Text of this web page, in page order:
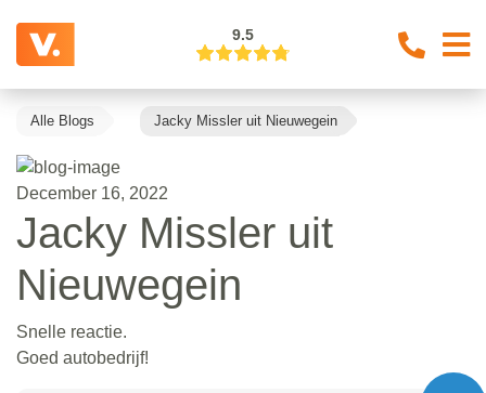
9.5
Alle Blogs Jacky Missler uit Nieuwegein
December 16, 2022
Jacky Missler uit
Nieuwegein
Snelle reactie.
Goed autobedrijf!